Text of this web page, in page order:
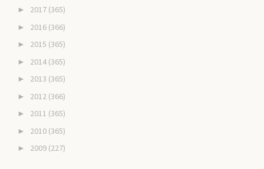
► 2017 (365)
► 2016 (366)
► 2015 (365)
► 2014 (365)
► 2013 (365)
► 2012 (366)
► 2011 (365)
► 2010 (365)
► 2009 (227)